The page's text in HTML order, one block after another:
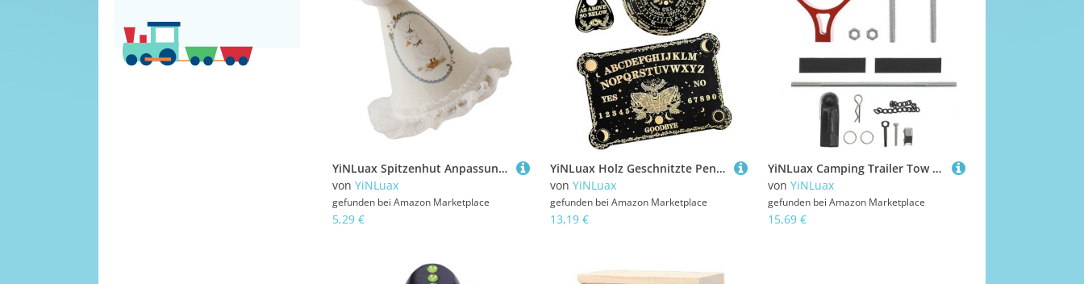
YiNLuax Spitzenhut Anpassung Geburtstagsfeier Enten/Blumenmuster Doppelschicht Spitze Und Dekoration Pompoms Partyzubehör
von YiNLuax
gefunden bei Amazon Marketplace
5,29 €
YiNLuax Holz Geschnitzte Pendelbrett Holzwinder Wäsche Hexerei
von YiNLuax
gefunden bei Amazon Marketplace
13,19 €
YiNLuax Camping Trailer Tow Hook Linker Für Modellcrawler Campinganhänger Multifunktionales Aluminiumlegierung Design Korrosionsbeständiges Modellautozubehör
von YiNLuax
gefunden bei Amazon Marketplace
15,69 €